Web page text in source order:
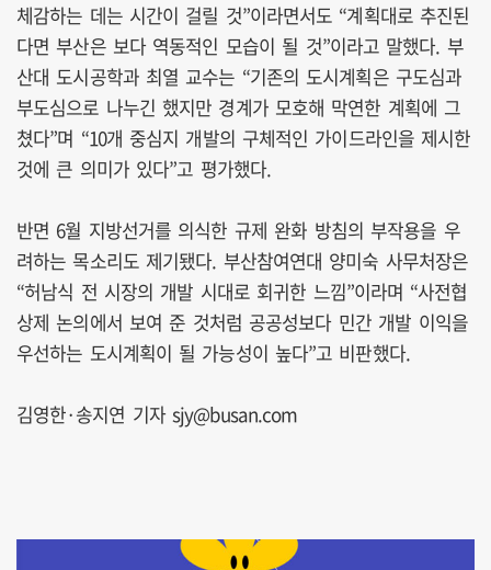
체감하는 데는 시간이 걸릴 것”이라면서도 “계획대로 추진된
다면 부산은 보다 역동적인 모습이 될 것”이라고 말했다. 부
산대 도시공학과 최열 교수는 “기존의 도시계획은 구도심과
부도심으로 나누긴 했지만 경계가 모호해 막연한 계획에 그
쳤다”며 “10개 중심지 개발의 구체적인 가이드라인을 제시한
것에 큰 의미가 있다”고 평가했다.
반면 6월 지방선거를 의식한 규제 완화 방침의 부작용을 우
려하는 목소리도 제기됐다. 부산참여연대 양미숙 사무처장은
“허남식 전 시장의 개발 시대로 회귀한 느낌”이라며 “사전협
상제 논의에서 보여 준 것처럼 공공성보다 민간 개발 이익을
우선하는 도시계획이 될 가능성이 높다”고 비판했다.
김영한·송지연 기자 sjy@busan.com